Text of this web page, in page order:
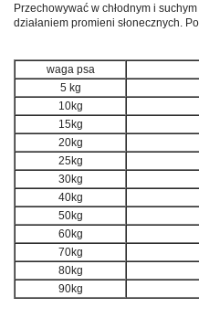
Przechowywać w chłodnym i
działaniem promieni słonecznych.
waga psa
5 kg
10kg
15kg
20kg
25kg
30kg
40kg
50kg
60kg
70kg
80kg
90kg